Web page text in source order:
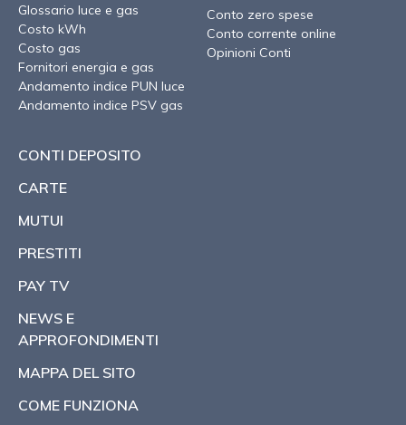
Glossario luce e gas
Costo kWh
Costo gas
Fornitori energia e gas
Andamento indice PUN luce
Andamento indice PSV gas
Conto zero spese
Conto corrente online
Opinioni Conti
CONTI DEPOSITO
CARTE
MUTUI
PRESTITI
PAY TV
NEWS E
APPROFONDIMENTI
MAPPA DEL SITO
COME FUNZIONA